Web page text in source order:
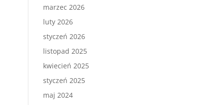
marzec 2026
luty 2026
styczeń 2026
listopad 2025
kwiecień 2025
styczeń 2025
maj 2024